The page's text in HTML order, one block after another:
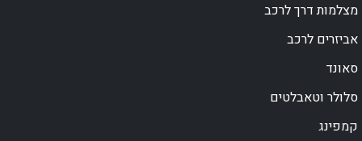
מצלמות דרך לרכב
אביזרים לרכב
סאונד
סלולר וטאבלטים
קמפינג